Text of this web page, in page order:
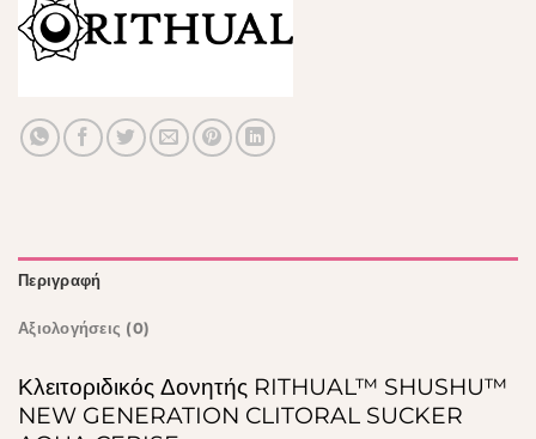
Περιγραφή
Αξιολογήσεις (0)
Κλειτοριδικός Δονητής RITHUAL™ SHUSHU™
NEW GENERATION CLITORAL SUCKER